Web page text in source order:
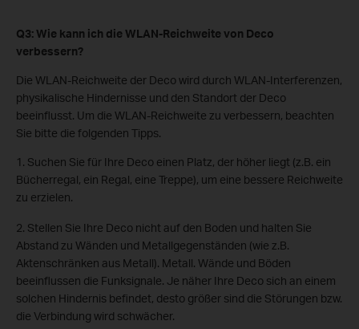
Q3: Wie kann ich die WLAN-Reichweite von Deco
verbessern?
Die WLAN-Reichweite der Deco wird durch WLAN-Interferenzen,
physikalische Hindernisse und den Standort der Deco
beeinflusst. Um die WLAN-Reichweite zu verbessern, beachten
Sie bitte die folgenden Tipps.
1. Suchen Sie für Ihre Deco einen Platz, der höher liegt (z.B. ein
Bücherregal, ein Regal, eine Treppe), um eine bessere Reichweite
zu erzielen.
2. Stellen Sie Ihre Deco nicht auf den Boden und halten Sie
Abstand zu Wänden und Metallgegenständen (wie z.B.
Aktenschränken aus Metall). Metall. Wände und Böden
beeinflussen die Funksignale. Je näher Ihre Deco sich an einem
solchen Hindernis befindet, desto größer sind die Störungen bzw.
die Verbindung wird schwächer.